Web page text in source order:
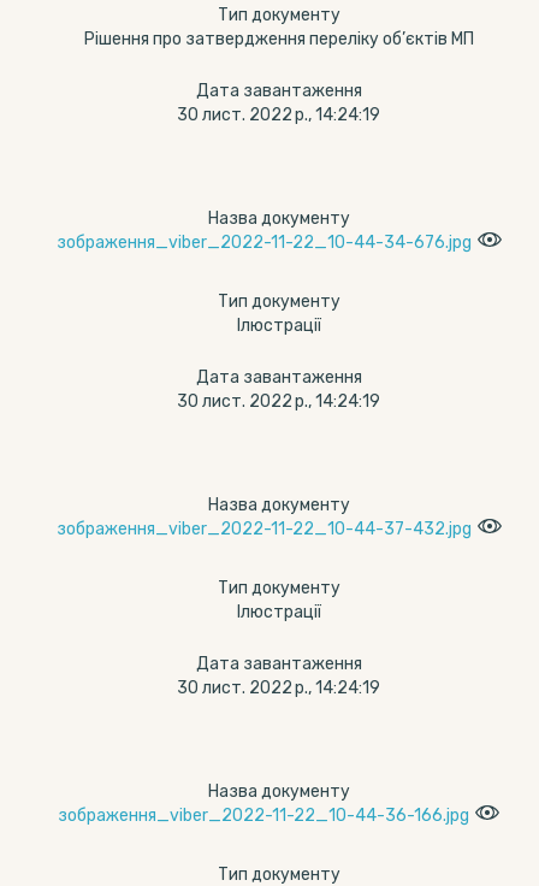
Тип документу
Рішення про затвердження переліку об’єктів МП
Дата завантаження
30 лист. 2022 р., 14:24:19
Назва документу
зображення_viber_2022-11-22_10-44-34-676.jpg
Тип документу
Ілюстрації
Дата завантаження
30 лист. 2022 р., 14:24:19
Назва документу
зображення_viber_2022-11-22_10-44-37-432.jpg
Тип документу
Ілюстрації
Дата завантаження
30 лист. 2022 р., 14:24:19
Назва документу
зображення_viber_2022-11-22_10-44-36-166.jpg
Тип документу